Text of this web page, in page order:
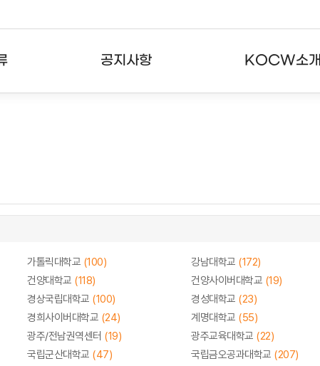
공지사항 KOCW소개
가톨릭대학교 (100) 강남대학교 (172)
건양대학교 (118) 건양사이버대학교 (19)
경상국립대학교 (100) 경성대학교 (23)
경희사이버대학교 (24) 계명대학교 (55)
광주/전남권역센터 (19) 광주교육대학교 (22)
국립군산대학교 (47) 국립금오공과대학교 (207)